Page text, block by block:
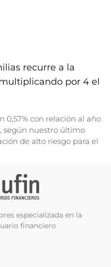
recurre a la
por 4 el
0,57% con relación al año
según nuestro último
de alto riesgo para el
especializada en la
financiero